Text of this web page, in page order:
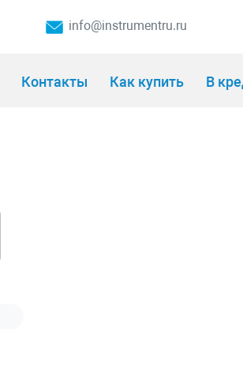
info@instrumentru.ru
Контакты Как купить В